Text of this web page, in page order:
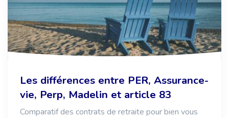
Les différences entre PER, Assurance-
vie, Perp, Madelin et article 83
Comparatif des contrats de retraite pour bien vous